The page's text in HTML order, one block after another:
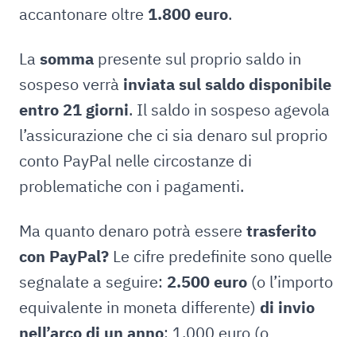
accantonare oltre 1.800 euro.
La somma presente sul proprio saldo in
sospeso verrà inviata sul saldo disponibile
entro 21 giorni. Il saldo in sospeso agevola
l’assicurazione che ci sia denaro sul proprio
conto PayPal nelle circostanze di
problematiche con i pagamenti.
Ma quanto denaro potrà essere trasferito
con PayPal? Le cifre predefinite sono quelle
segnalate a seguire: 2.500 euro (o l’importo
equivalente in moneta differente) di invio
nell’arco di un anno; 1.000 euro (o